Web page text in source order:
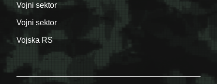
Vojni sektor
Vojni sektor
Vojska RS